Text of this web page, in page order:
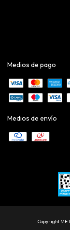
Medios de pago
Medios de envío
Copyright